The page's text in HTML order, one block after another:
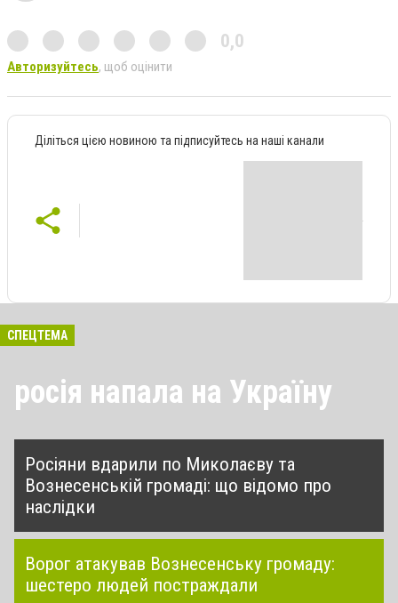
0,0
Авторизуйтесь, щоб оцінити
Діліться цією новиною та підписуйтесь на наші канали
СПЕЦТЕМА
росія напала на Україну
Росіяни вдарили по Миколаєву та
Вознесенській громаді: що відомо про
наслідки
Ворог атакував Вознесенську громаду:
шестеро людей постраждали